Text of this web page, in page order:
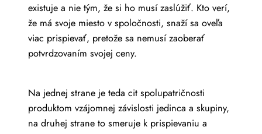
existuje a nie tým, že si ho musí zaslúžiť. Kto verí,
že má svoje miesto v spoločnosti, snaží sa oveľa
viac prispievať, pretože sa nemusí zaoberať
potvrdzovaním svojej ceny.
Na jednej strane je teda cit spolupatričnosti
produktom vzájomnej závislosti jedinca a skupiny,
na druhej strane to smeruje k prispievaniu a